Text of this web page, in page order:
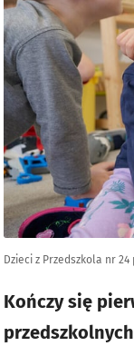
Dzieci z Przedszkola nr
Kończy się